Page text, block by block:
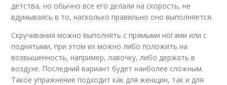
детства, но обычно все его делали на скорость, не
вдумываясь в то, насколько правильно оно выполняется.
Скручивания можно выполнять с прямыми ногами или с
поднятыми, при этом их можно либо положить на
возвышенность, например, лавочку, либо держать в
воздухе. Последний вариант будет наиболее сложным.
Такое упражнение подходит как для женщин, так и для